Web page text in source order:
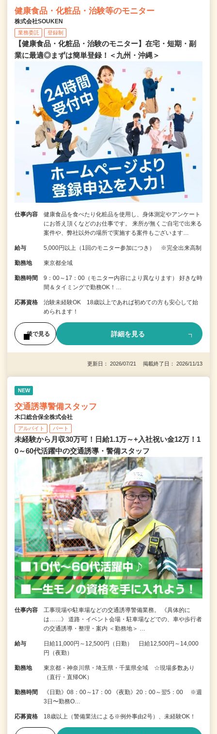
健康食品・化粧品・治験等のモニター
株式会社SOUKEN
業務委託 登録制
【健康食品・化粧品・治験のモニター】在宅・短期・副
業に最適◎まずは簡単登録！＜九州・沖縄＞
仕事内容
健康食品を食べたり化粧品を使用し、身体測定やアンケート
にお答え頂くなどのお仕事です。 来所が無くご自宅で出来る
案件や、弊社以外の場所で実施する案件もございます…
給与 5,000円以上（1回のモニター参加につき） ※完全出来高制
勤務地 東京都全域
勤務時間
9：00～17：00（モニター内容により異なります） 好きな時
間＆タイミングで勤務OK！…
応募資格
治験未経験OK 18歳以上であれば初めての方も安心して始
められます！
後で見る 詳細を見る
更新日： 2026/07/21 掲載終了日： 2026/11/13
NEW
交通誘導警備スタッフ
木口総合保全株式会社
アルバイト パート
未経験から月収30万可！日給1.1万～+入社祝い金12万！1
0～60代活躍中の交通誘導・警備スタッフ
仕事内容
工事現場や駐車場などの交通誘導警備業務。 《具体的に
は……》 道路・イベント会場・駐車場などでの、車や歩行者
の交通誘導・整理・案内 ＜勤務地＞ …
給与
日給11,000円～12,500円（日勤） 日給12,500円～14,000
円（夜勤）
勤務地
東京都・神奈川県・埼玉県・千葉県全域 ☆現場多数あり
（直行・直帰OK）
勤務時間
《日勤》08：00～17：00 《夜勤》20：00～翌5：00 ※週
3日〜勤務O…
応募資格 18歳以上（警備業法による※例外事由2号）、未経験OK！